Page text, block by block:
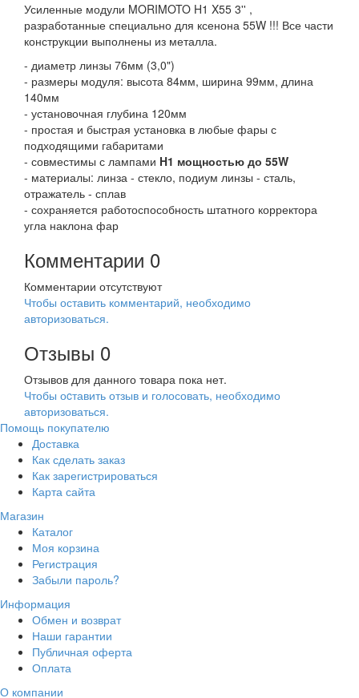
Усиленные модули MORIMOTO H1 X55 3'' ,
разработанные специально для ксенона 55W !!! Все части
конструкции выполнены из металла.
- диаметр линзы 76мм (3,0")
- размеры модуля: высота 84мм, ширина 99мм, длина
140мм
- установочная глубина 120мм
- простая и быстрая установка в любые фары с
подходящими габаритами
- совместимы с лампами H1 мощностью до 55W
- материалы: линза - стекло, подиум линзы - сталь,
отражатель - сплав
- сохраняется работоспособность штатного корректора
угла наклона фар
Комментарии 0
Комментарии отсутствуют
Чтобы оставить комментарий, необходимо
авторизоваться.
Отзывы 0
Отзывов для данного товара пока нет.
Чтобы оcтавить отзыв и голосовать, необходимо
авторизоваться.
Помощь покупателю
Доставка
Как сделать заказ
Как зарегистрироваться
Карта сайта
Магазин
Каталог
Моя корзина
Регистрация
Забыли пароль?
Информация
Обмен и возврат
Наши гарантии
Публичная оферта
Оплата
О компании